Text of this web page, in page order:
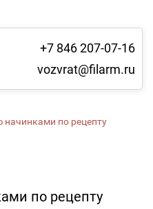
+7 846 207-07-16
vozvrat@filarm.ru
начинками по рецепту
по рецепту